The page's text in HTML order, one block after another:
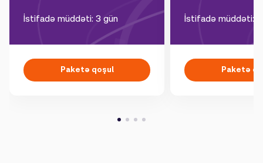
İstifadə müddəti: 3 gün
Paketə qoşul
İstifadə müddəti:
Paketə